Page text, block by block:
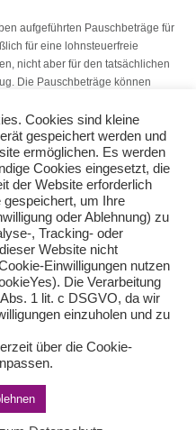
aufgeführten Pauschbeträge für
für eine lohnsteuerfreie
nicht aber für den tatsächlichen
Die Pauschbeträge können
(Quelle: V.S.H.
für Mahlzeiten 2026
Freunden oder Kollegen
Datenschutzerklärung nach DSGVO
Cookies sind kleine
gespeichert werden und
ermöglichen. Es werden
Cookies eingesetzt, die
der Website erforderlich
um Ihre
oder Ablehnung) zu
, Tracking- oder
Website nicht
Einwilligungen nutzen
Die Verarbeitung
1 lit. c DSGVO, da wir
einzuholen und zu
über die Cookie-